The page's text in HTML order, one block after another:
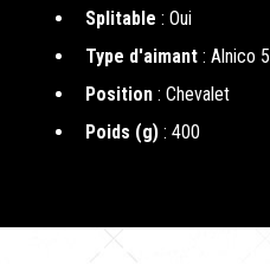
Splitable : Oui
Type d'aimant : Alnico 5
Position : Chevalet
Poids (g) : 400